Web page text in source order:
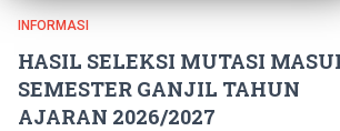
INFORMASI
HASIL SELEKSI MUTASI
SEMESTER GANJIL TAHUN
AJARAN 2026/2027